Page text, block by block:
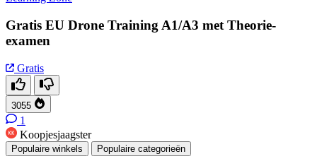
Gratis EU Drone Training A1/A3 met Theorie-
examen
Gratis
3055
1
Koopjesjaagster
Populaire winkels Populaire categorieën